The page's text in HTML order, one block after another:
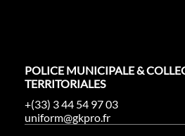
POLICE MUNICIPALE &
TERRITORIALES
+(33) 3 44 54 97 03
uniform@gkpro.fr